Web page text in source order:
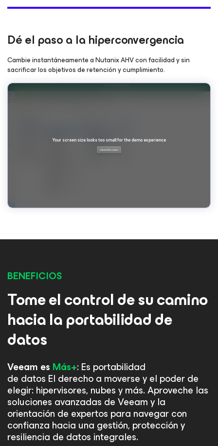
Dé el paso a la hiperconvergencia
Cambie instantáneamente a Nutanix AHV con facilidad y sin
sacrificar los objetivos de retención y cumplimiento.
BENEFICIOS
Tome el control de su camino
hacia la portabilidad de
datos
Veeam es Más+: Es portabilidad
de datos El derecho a moverse y el poder de
elegir: hipervisores, nubes y más. Aproveche las
soluciones avanzadas de Veeam y la
orientación de expertos para navegar con
confianza hacia una gestión, protección y
resiliencia de datos integrales.